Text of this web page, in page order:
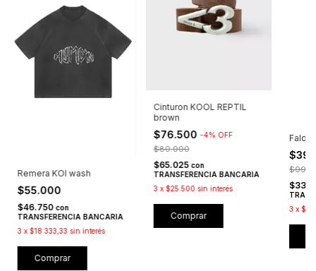
Remera KOI wash
$55.000
$46.750 con
TRANSFERENCIA BANCARIA
3 x $18.333,33 sin interés
Comprar
Cinturon KOOL REPTIL
brown
$76.500 -4% OFF
$80.000
$65.025 con
TRANSFERENCIA BANCARIA
3 x $25.500 sin interés
Comprar
Falda
3 x